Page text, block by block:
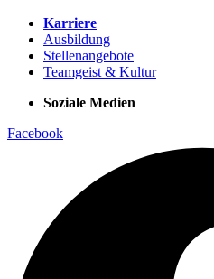
Karriere
Ausbildung
Stellenangebote
Teamgeist & Kultur
Soziale Medien
Facebook